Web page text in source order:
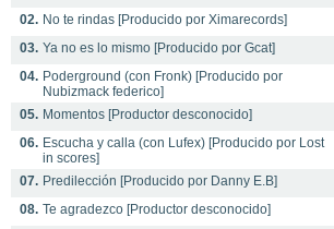
02. No te rindas [Producido por Ximarecords]
03. Ya no es lo mismo [Producido por Gcat]
04. Poderground (con Fronk) [Producido por
Nubizmack federico]
05. Momentos [Productor desconocido]
06. Escucha y calla (con Lufex) [Producido por Lost
in scores]
07. Predilección [Producido por Danny E.B]
08. Te agradezco [Productor desconocido]